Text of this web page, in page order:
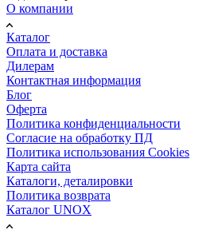
О компании
Каталог
Оплата и доставка
Дилерам
Контактная информация
Блог
Оферта
Политика конфиденциальности
Согласие на обработку ПД
Политика использования Cookies
Карта сайта
Каталоги, деталировки
Политика возврата
Каталог UNOX